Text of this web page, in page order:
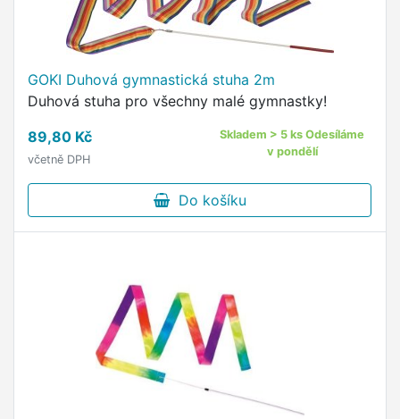
GOKI Duhová gymnastická stuha 2m
Duhová stuha pro všechny malé gymnastky!
89,80 Kč
včetně DPH
Skladem > 5 ks Odesíláme
v pondělí
Do košíku